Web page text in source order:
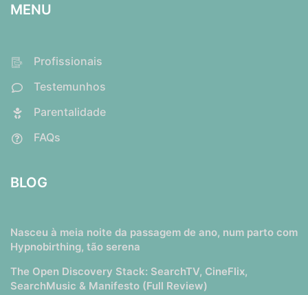
MENU
Profissionais
Testemunhos
Parentalidade
FAQs
BLOG
Nasceu à meia noite da passagem de ano, num parto com
Hypnobirthing, tão serena
The Open Discovery Stack: SearchTV, CineFlix,
SearchMusic & Manifesto (Full Review)